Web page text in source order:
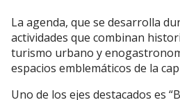
La agenda, que se desarrolla
actividades que combinan
turismo urbano y
espacios emblemáticos de la
Uno de los ejes destacados es